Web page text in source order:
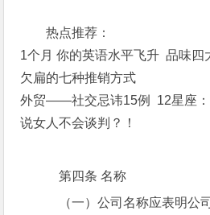
热点推荐：
1个月 你的英语水平飞升 品味四
欠扁的七种推销方式
外贸——社交忌讳15例 12星座
说女人不会谈判？！
第四条 名称
（一）公司名称应表明公